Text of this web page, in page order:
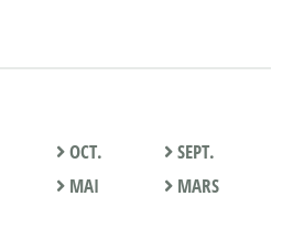
OCT.
SEPT.
MAI
MARS